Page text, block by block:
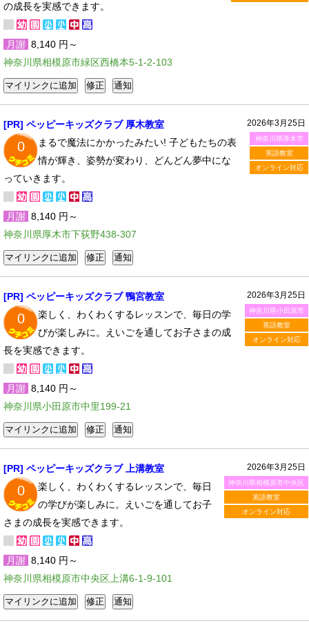
の成長を実感できます。
月謝 8,140 円～
神奈川県相模原市緑区西橋本5-1-2-103
2026年3月25日
神奈川県厚木市
英語教室
オンライン対応
[PR] ペッピーキッズクラブ 厚木教室
0
まるで魔法にかかったみたい! 子どもたちの表
情が輝き、姿勢が変わり、どんどん夢中にな
っていきます。
月謝 8,140 円～
神奈川県厚木市下荻野438-307
2026年3月25日
神奈川県小田原市
英語教室
オンライン対応
[PR] ペッピーキッズクラブ 鴨宮教室
0
楽しく、わくわくするレッスンで、毎日の学
びが楽しみに。えいごを通してお子さまの成
長を実感できます。
月謝 8,140 円～
神奈川県小田原市中里199-21
2026年3月25日
神奈川県相模原市中央区
英語教室
オンライン対応
[PR] ペッピーキッズクラブ 上溝教室
0
楽しく、わくわくするレッスンで、毎日
の学びが楽しみに。えいごを通してお子
さまの成長を実感できます。
月謝 8,140 円～
神奈川県相模原市中央区上溝6-1-9-101